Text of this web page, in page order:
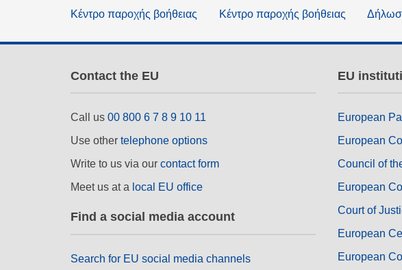
Κέντρο παροχής βοήθειας Κέντρο παροχής βοήθειας
Contact the EU
Call us 00 800 6 7 8 9 10 11
Use other telephone options
Write to us via our contact form
Meet us at a local EU office
Find a social media account
Search for EU social media channels
EU
European
European
Council of
European
Court of
European
European